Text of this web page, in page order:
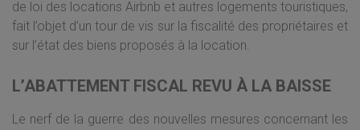
de loi des locations Airbnb et autres logements touristiques,
fait l’objet d’un tour de vis sur la fiscalité des propriétaires et
sur l’état des biens proposés à la location.
L’ABATTEMENT FISCAL REVU À LA BAISSE
Le nerf de la guerre des nouvelles mesures concernant les